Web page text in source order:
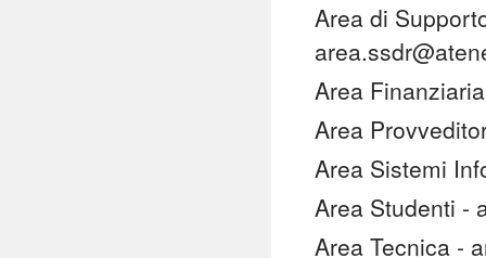
Area di
Area
Area
Area Sistemi
Area Studenti -
Area Tecnica -